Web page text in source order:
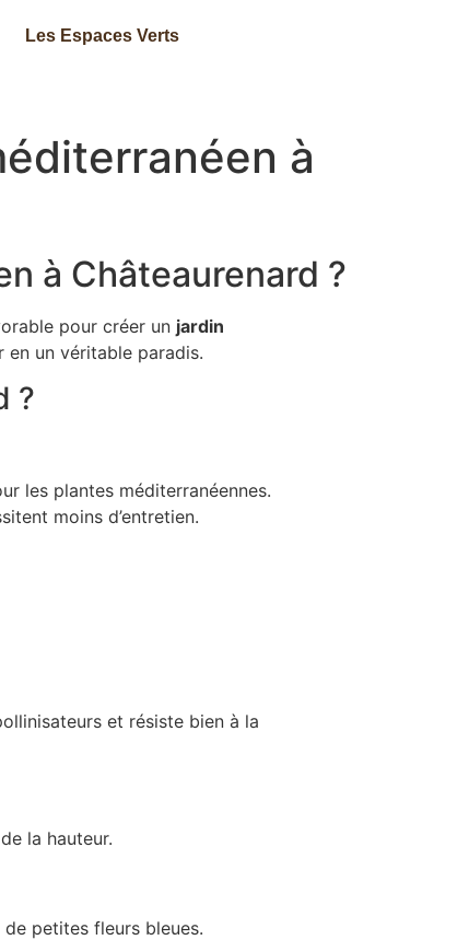
Les Espaces Verts
à
à Châteaurenard ?
pour créer un jardin
un véritable paradis.
?
les plantes méditerranéennes.
moins d’entretien.
et résiste bien à la
la hauteur.
petites fleurs bleues.